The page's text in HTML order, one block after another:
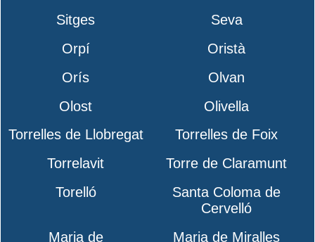
Sitges
Seva
Orpí
Oristà
Orís
Olvan
Olost
Olivella
Torrelles de Llobregat
Torrelles de Foix
Torrelavit
Torre de Claramunt
Torelló
Santa Coloma de
Cervelló
Maria de
Maria de Miralles